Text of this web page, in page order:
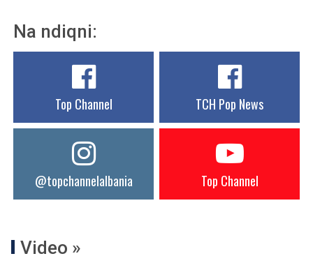
Na ndiqni:
Top Channel TCH Pop News
@topchannelalbania Top Channel
Video »